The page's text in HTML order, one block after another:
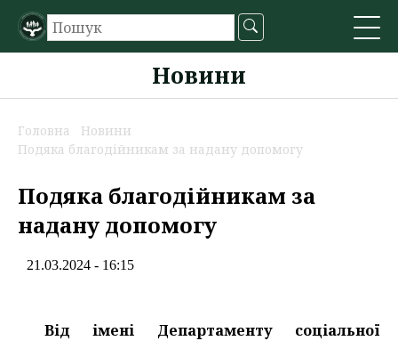
Новини
Головна
Новини
Подяка благодійникам за надану допомогу
Подяка благодійникам за
надану допомогу
21.03.2024 - 16:15
Від імені Департаменту соціальної